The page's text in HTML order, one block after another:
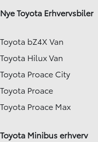
Nye Toyota Erhvervsbiler
Toyota bZ4X Van
Toyota Hilux Van
Toyota Proace City
Toyota Proace
Toyota Proace Max
Toyota Minibus erhverv